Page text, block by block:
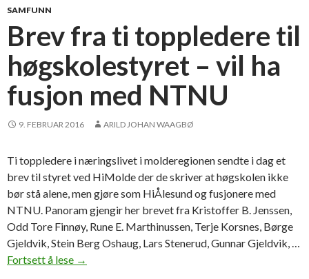
g
e
a
l
l
SAMFUNN
Brev fra ti toppledere til
høgskolestyret – vil ha
fusjon med NTNU
9. FEBRUAR 2016 ARILD JOHAN WAAGBØ
Ti toppledere i næringslivet i molderegionen sendte i dag et
brev til styret ved HiMolde der de skriver at høgskolen ikke
bør stå alene, men gjøre som HiÅlesund og fusjonere med
NTNU. Panoram gjengir her brevet fra Kristoffer B. Jenssen,
Odd Tore Finnøy, Rune E. Marthinussen, Terje Korsnes, Børge
Gjeldvik, Stein Berg Oshaug, Lars Stenerud, Gunnar Gjeldvik, …
Fortsett å lese B
→